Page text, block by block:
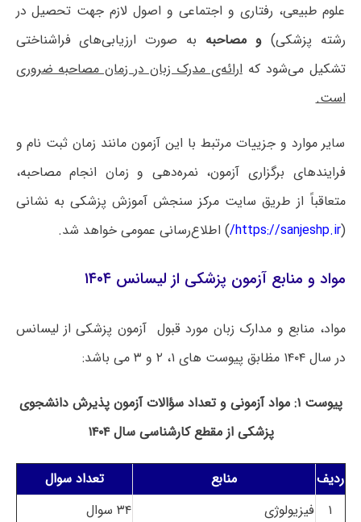
علوم طبیعی، رفتاری و اجتماعی و اصول لازم جهت تحصیل در
رشته پزشکی)و مصاحبه به صورت ارزیابی‌های فراشناختی
تشکیل می‌شود کهارائه‌ی مدرک زبان در زمان مصاحبه ضروری
است.
سایر موارد و جزییات مرتبط با این آزمون مانند زمان ثبت نام و
فرایندهای برگزاری آزمون، نمره‌دهی و زمان انجام مصاحبه،
متعاقباً از طریق سایت مرکز سنجش آموزش پزشکی به نشانی
(
https://sanjeshp.ir/ ) اطلاع‌رسانی عمومی خواهد شد.
مواد و منابع آزمون پزشکی از لیسانس ۱۴۰۴
مواد، منابع و مدارک زبان مورد قبول آزمون پزشکی از لیسانس
در سال ۱۴۰۴ مظابق پیوست های ۱، ۲ و ۳ می باشد:
پیوست ۱: مواد آزمونی و تعداد سؤالات آزمون پذیرش دانشجوی
پزشکی از مقطع کارشناسی سال ۱۴۰۴
ردیف منابع
تعداد سوال
۱
فیزیولوژی
۳۴ سوال